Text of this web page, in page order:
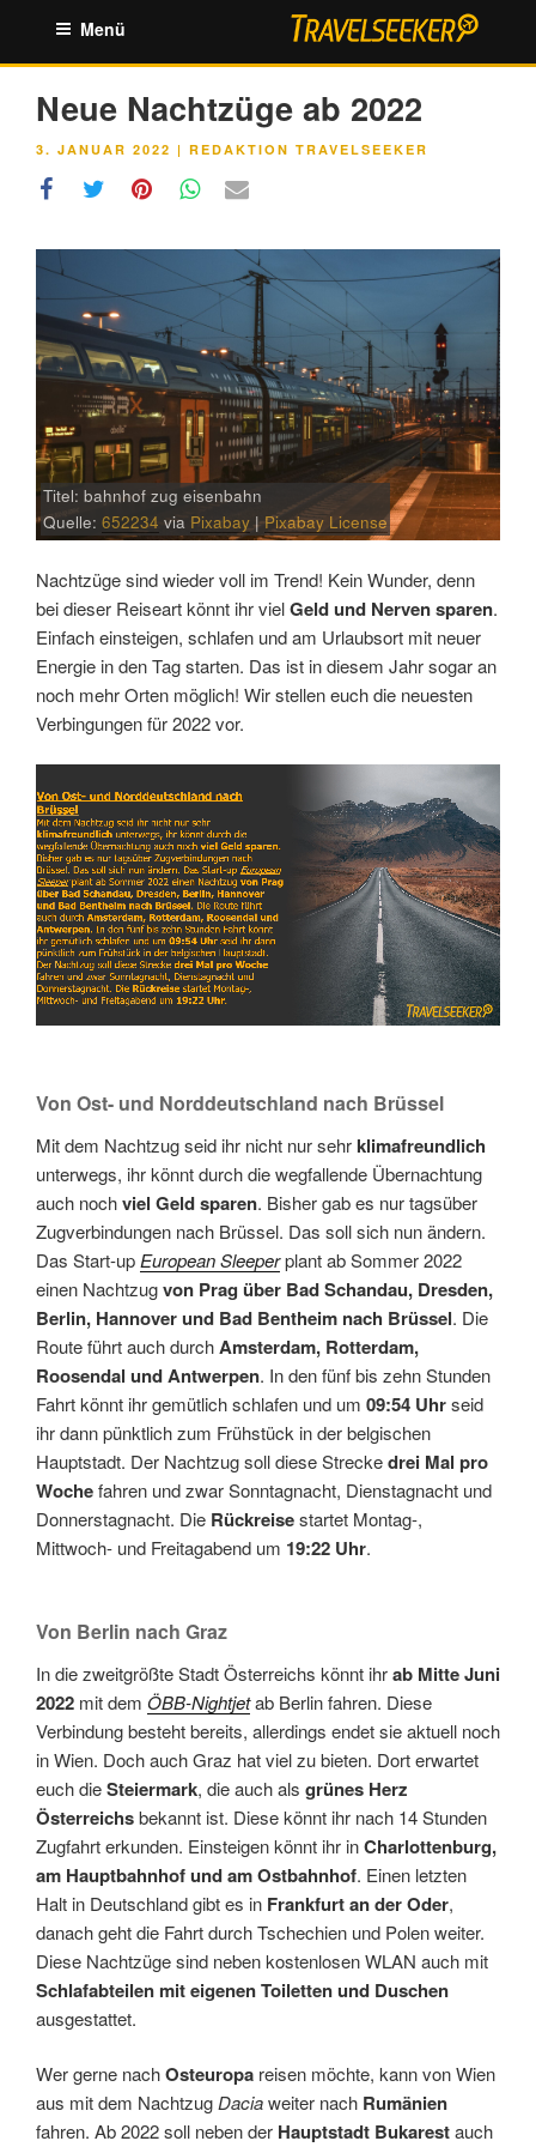
springen
Menü
Neue Nachtzüge ab 2022
VERÖFFENTLICHT
3. JANUAR 2022 | REDAKTION TRAVELSEEKER
Titel: bahnhof zug eisenbahn
Quelle:652234 via Pixabay|Pixabay License
Nachtzüge sind wieder voll im Trend! Kein Wunder, denn
bei dieser Reiseart könnt ihr vielGeld und Nerven sparen.
Einfach einsteigen, schlafen und am Urlaubsort mit neuer
Energie in den Tag starten. Das ist in diesem Jahr sogar an
noch mehr Orten möglich! Wir stellen euch die neuesten
Verbingungen für 2022 vor.
Von Ost- und Norddeutschland nach Brüssel
Mit dem Nachtzug seid ihr nicht nur sehrklimafreundlich
unterwegs, ihr könnt durch die wegfallende Übernachtung
auch nochviel Geld sparen. Bisher gab es nur tagsüber
Zugverbindungen nach Brüssel. Das soll sich nun ändern.
Das Start-up European Sleeperplant ab Sommer 2022
einen Nachtzugvon Prag über Bad Schandau, Dresden,
Berlin, Hannover und Bad Bentheim nach Brüssel. Die
Route führt auch durchAmsterdam, Rotterdam,
Roosendal und Antwerpen. In den fünf bis zehn Stunden
Fahrt könnt ihr gemütlich schlafen und um 09:54 Uhrseid
ihr dann pünktlich zum Frühstück in der belgischen
Hauptstadt. Der Nachtzug soll diese Streckedrei Mal pro
Wochefahren und zwar Sonntagnacht, Dienstagnacht und
Donnerstagnacht. Die Rückreisestartet Montag-,
Mittwoch- und Freitagabend um 19:22 Uhr.
Von Berlin nach Graz
In die zweitgrößte Stadt Österreichs könnt ihrab Mitte Juni
2022 mit dem ÖBB-Nightjetab Berlin fahren. Diese
Verbindung besteht bereits, allerdings endet sie aktuell noch
in Wien. Doch auch Graz hat viel zu bieten. Dort erwartet
euch dieSteiermark, die auch als grünes Herz
Österreichsbekannt ist. Diese könnt ihr nach 14 Stunden
Zugfahrt erkunden. Einsteigen könnt ihr inCharlottenburg,
am Hauptbahnhof und am Ostbahnhof. Einen letzten
Halt in Deutschland gibt es in Frankfurt an der Oder,
danach geht die Fahrt durch Tschechien und Polen weiter.
Diese Nachtzüge sind neben kostenlosen WLAN auch mit
Schlafabteilen mit eigenen Toiletten und Duschen
ausgestattet.
Wer gerne nachOsteuropa reisen möchte, kann von Wien
aus mit dem Nachtzug Daciaweiter nach Rumänien
fahren. Ab 2022 soll neben der Hauptstadt Bukarestauch